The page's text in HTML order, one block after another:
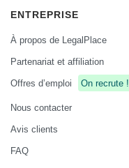
ENTREPRISE
À propos de LegalPlace
Partenariat et affiliation
Offres d’emploi
On recrute !
Nous contacter
Avis clients
FAQ